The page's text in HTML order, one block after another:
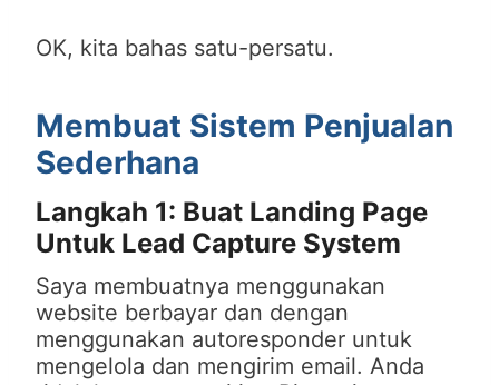
OK, kita bahas satu-persatu.
Membuat Sistem Penjualan
Sederhana
Langkah 1: Buat Landing Page
Untuk Lead Capture System
Saya membuatnya menggunakan
website berbayar dan dengan
menggunakan autoresponder untuk
mengelola dan mengirim email. Anda